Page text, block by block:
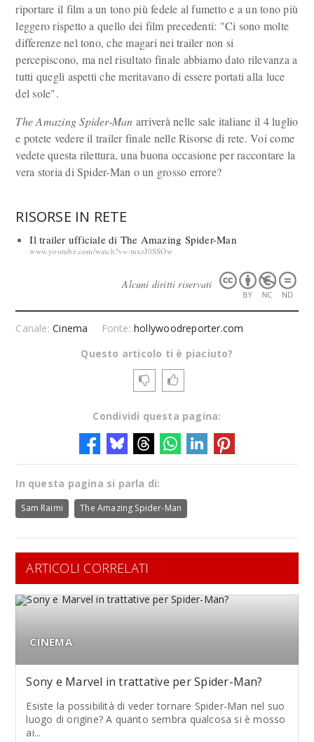
riportare il film a un tono più fedele al fumetto e a un tono più
leggero rispetto a quello dei film precedenti: "Ci sono molte
differenze nel tono, che magari nei trailer non si
percepiscono, ma nel risultato finale abbiamo dato rilevanza a
tutti quegli aspetti che meritavano di essere portati alla luce
del sole".
The Amazing Spider-Man arriverà nelle sale italiane il 4 luglio
e potete vedere il trailer finale nelle Risorse di rete. Voi come
vedete questa rilettura, una buona occasione per raccontare la
vera storia di Spider-Man o un grosso errore?
RISORSE IN RETE
Il trailer ufficiale di The Amazing Spider-Man
www.youtube.com/watch?v=-tnxzJ0SSOw
Alcuni diritti riservati
Canale:Cinema Fonte:hollywoodreporter.com
Questo articolo ti è piaciuto?
Condividi questa pagina:
In questa pagina si parla di:
Sam Raimi The Amazing Spider-Man
ARTICOLI CORRELATI
CINEMA
Sony e Marvel in trattative per Spider-Man?
Esiste la possibilità di veder tornare Spider-Man nel suo
luogo di origine? A quanto sembra qualcosa si è mosso
ai...